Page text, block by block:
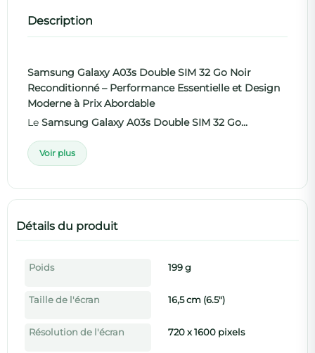
Description
Samsung Galaxy A03s Double SIM 32 Go Noir
Reconditionné – Performance Essentielle et Design
Moderne à Prix Abordable
Le Samsung Galaxy A03s Double SIM 32 Go...
Voir plus
Détails du produit
Poids 199 g
Taille de l'écran 16,5 cm (6.5")
Résolution de l'écran 720 x 1600 pixels